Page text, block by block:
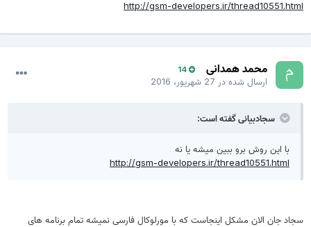
http://gsm-developers.ir/thread10551.html
محمد همدانی 14
ارسال شده در27 شهریور، 2016
سجادبیانی گفته است:
با این روش برو ببین میشه یا نه
http://gsm-developers.ir/thread10551.html
سجاد جان الان مشکل اینجاست که با مورلوکال فارسی نمیشه تمام برنامه های